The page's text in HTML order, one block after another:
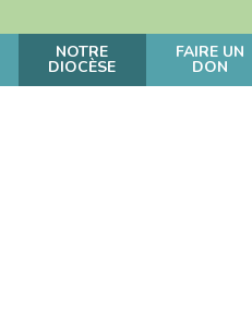
NOTRE
DIOCÈSE
FAIRE UN
DON